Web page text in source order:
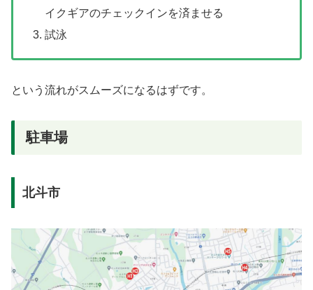
イクギアのチェックインを済ませる
試泳
という流れがスムーズになるはずです。
駐車場
北斗市